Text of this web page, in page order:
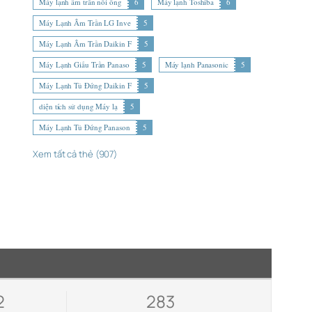
Máy Lạnh Âm Trần LG Inve
5
Máy Lạnh Âm Trần Daikin F
5
Máy Lạnh Giấu Trần Panaso
5 Máy lạnh Panasonic
5
Máy Lạnh Tủ Đứng Daikin F
5
diện tích sử dụng Máy lạ
5
Máy Lạnh Tủ Đứng Panason
5
Xem tất cả thẻ (907)
283